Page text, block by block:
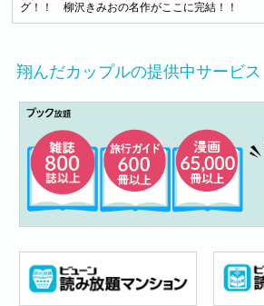
グ！！ 柳沢きみおの名作がここに完結！！
翔んだカップルの提供中サービス